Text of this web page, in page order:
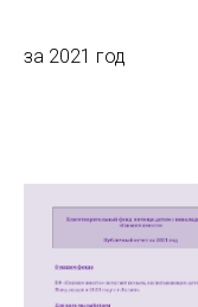
за 2021 год